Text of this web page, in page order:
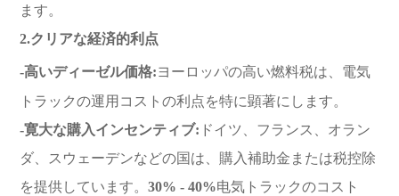
ます。
2.クリアな経済的利点
-高いディーゼル価格:ヨーロッパの高い燃料税は、電気
トラックの運用コストの利点を特に顕著にします。
-寛大な購入インセンティブ: ドイツ、フランス、オラン
ダ、スウェーデンなどの国は、購入補助金または税控除
を提供しています。30% - 40%电気トラックのコスト